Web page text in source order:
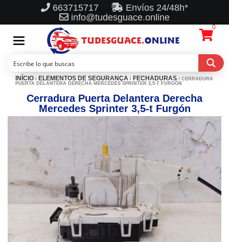
663715717
Envíos 24/48h*
info@tudesguace.online
Toggle
navigation
0
INÍCIO / ELEMENTOS DE SEGURANÇA / FECHADURAS/ CERRADURA
PUERTA DELANTERA DERECHA MERCEDES SPRINTER 3,5-T FURGÓN
Cerradura Puerta Delantera Derecha
Mercedes Sprinter 3,5-t Furgón